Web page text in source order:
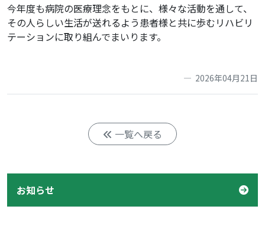
今年度も病院の医療理念をもとに、様々な活動を通して、
その人らしい生活が送れるよう患者様と共に歩むリハビリ
テーションに取り組んでまいります。
2026年04月21日
一覧へ戻る
お知らせ